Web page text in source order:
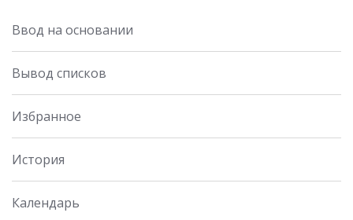
Ввод на основании
Вывод списков
Избранное
История
Календарь